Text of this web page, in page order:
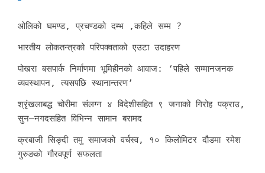
ओलिको घमण्ड, प्रचण्डको दम्भ ,कहिले सम्म ?
भारतीय लोकतन्त्रको परिपक्वताको एउटा उदाहरण
पोखरा बसपार्क निर्माणमा भूमिहीनको आवाज: ‘पहिले सम्मानजनक
व्यवस्थापन, त्यसपछि स्थानान्तरण’
श्रृंखलाबद्ध चोरीमा संलग्न ४ विदेशीसहित ९ जनाको गिरोह पक्राउ,
सुन–नगदसहित विभिन्न सामान बरामद
क्रबाजी सिङ्दी तमु समाजको वर्चस्व, १० किलोमिटर दौडमा रमेश
गुरुङको गौरवपूर्ण सफलता